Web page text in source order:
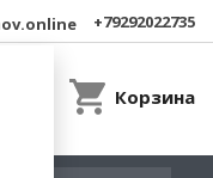
+79292022735
Корзина